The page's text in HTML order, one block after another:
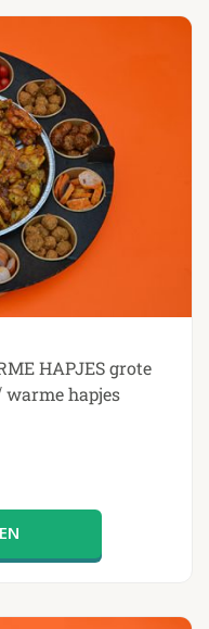
HAPJES grote
warme hapjes